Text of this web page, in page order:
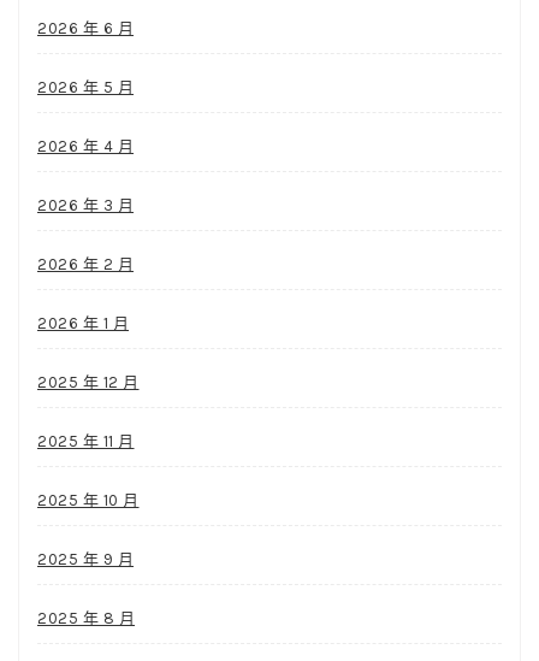
2026 年 6 月
2026 年 5 月
2026 年 4 月
2026 年 3 月
2026 年 2 月
2026 年 1 月
2025 年 12 月
2025 年 11 月
2025 年 10 月
2025 年 9 月
2025 年 8 月